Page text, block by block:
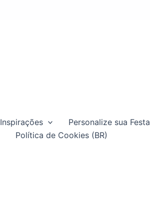
Inspirações
Personalize sua Festa
Política de Cookies (BR)